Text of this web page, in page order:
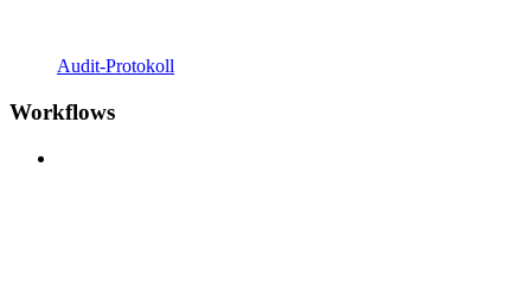
Audit-Protokoll
Workflows